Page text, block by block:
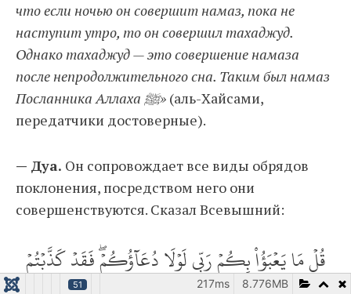
что если ночью он совершит намаз, пока не
наступит утро, то он совершил тахаджуд.
Однако тахаджуд — это совершение намаза
после непродолжительного сна. Таким был намаз
Посланника Аллаха ﷺ» (аль-Хайсами,
передатчики достоверные).
— Дуа. Он сопровождает все виды обрядов
поклонения, посредством него они
совершенствуются. Сказал Всевышний:
قُلۡ مَا يَعۡبَؤُاْ بِكُمۡ رَبِّي لَوۡلَا دُعَآؤُكُمۡۖ فَقَدۡ كَذَّبۡتُمۡ
51 8.776MB
217ms